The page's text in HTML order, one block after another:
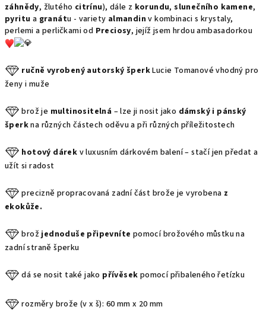
záhnědy, žlutého citrínu), dále z korundu,slunečního kamene,
pyritu a granátu - variety almandin v kombinaci s krystaly,
perlemi a perličkami od Preciosy, jejíž jsem hrdou ambasadorkou
ručně vyrobený autorský šperkLucie Tomanové vhodný pro
ženy i muže
brož je multinositelná – lze ji nosit jako dámský i pánský
šperkna různých částech oděvu a při různých příležitostech
hotový dárek v luxusním dárkovém balení – stačí jen předat a
užít si radost
precizně propracovaná zadní část brože je vyrobena z
ekokůže.
brož jednoduše připevníte pomocí brožového můstku na
zadní straně šperku
dá se nosit také jako přívěsek pomocí přibaleného řetízku
rozměry brože (v x š): 60 mm x 20 mm